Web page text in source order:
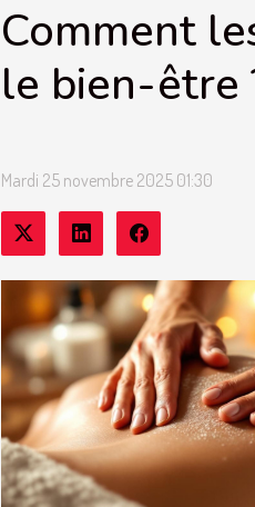
Comment
le bien-être
Mardi 25 novembre 2025 01:30